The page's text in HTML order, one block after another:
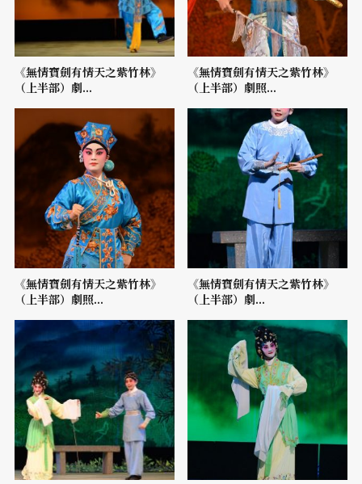
《無情寶劍有情天之紫竹林》
（上半部）劇...
《無情寶劍有情天之紫竹林》
（上半部）劇照...
《無情寶劍有情天之紫竹林》
（上半部）劇照...
《無情寶劍有情天之紫竹林》
（上半部）劇...